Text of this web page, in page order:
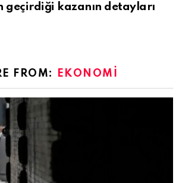
geçirdiği kazanın detayları
FROM: EKONOMI